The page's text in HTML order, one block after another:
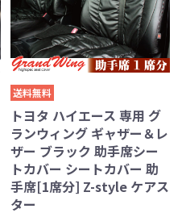
送料無料
トヨタ ハイエース 専用 グ
ランウィング ギャザー＆レ
ザー ブラック 助手席シー
トカバー シートカバー 助
手席[1席分] Z-style ケアス
ター